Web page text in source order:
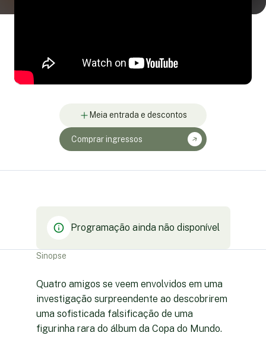
Meia entrada e descontos
Comprar ingressos
Programação ainda não disponível
Sinopse
Quatro amigos se veem envolvidos em uma
investigação surpreendente ao descobrirem
uma sofisticada falsificação de uma
figurinha rara do álbum da Copa do Mundo.